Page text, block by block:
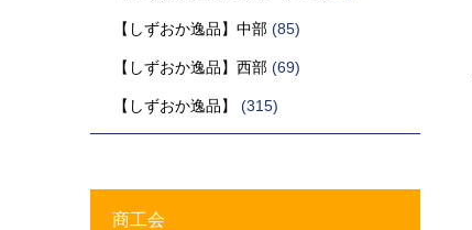
【しずおか逸品】中部 (85)
【しずおか逸品】西部 (69)
【しずおか逸品】 (315)
商工会